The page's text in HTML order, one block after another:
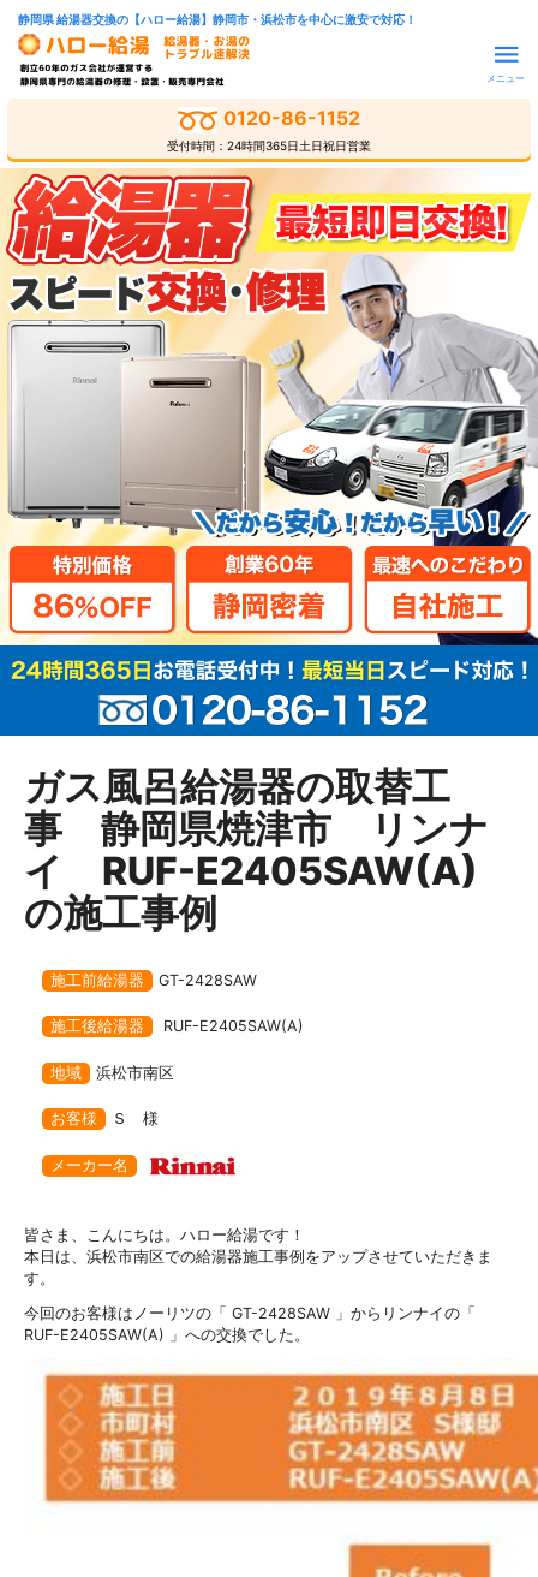
静岡県 給湯器交換の【ハロー給湯】静岡市・浜松市を中心に激安で対応！
メニュー
0120-86-1152
受付時間：24時間365日土日祝日営業
ガス風呂給湯器の取替工
事 静岡県焼津市 リンナ
イ RUF-E2405SAW(A)
の施工事例
施工前給湯器 GT-2428SAW
施工後給湯器 RUF-E2405SAW(A)
地域 浜松市南区
お客様 Ｓ 様
メーカー名
皆さま、こんにちは。ハロー給湯です！
本日は、浜松市南区での給湯器施工事例をアップさせていただきま
す。
今回のお客様はノーリツの「 GT-2428SAW 」からリンナイの「
RUF-E2405SAW(A) 」への交換でした。